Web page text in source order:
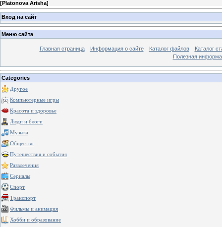
[Platonova Arisha]
Вход на сайт
Меню сайта
Главная страница Информация о сайте Каталог файлов
Каталог
Полезная
Categories
Другое
Компьютерные игры
Красота и здоровье
Люди и блоги
Музыка
Общество
Путешествия и события
Развлечения
Сериалы
Спорт
Транспорт
Фильмы и анимация
Хобби и образование